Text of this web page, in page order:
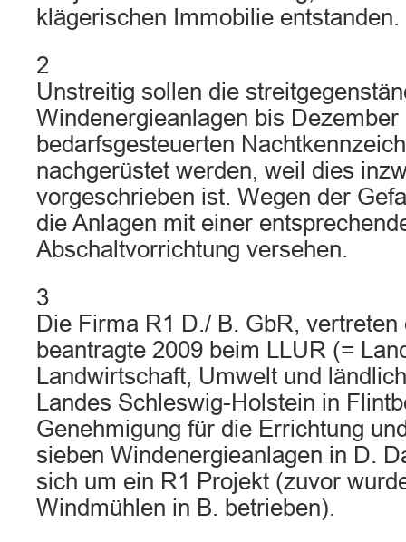
klägerischen Immobilie entstanden.
2
Unstreitig sollen die
Windenergieanlagen bis
bedarfsgesteuerten
nachgerüstet werden, weil dies
vorgeschrieben ist. Wegen der
die Anlagen mit einer
Abschaltvorrichtung versehen.
3
Die Firma R1 D./ B. GbR,
beantragte 2009 beim LLUR (=
Landwirtschaft, Umwelt und
Landes Schleswig-Holstein in
Genehmigung für die Errichtung
sieben Windenergieanlagen in D.
sich um ein R1 Projekt (zuvor
Windmühlen in B. betrieben).